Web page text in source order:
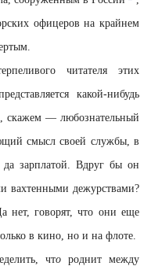
офицеров на крайнем
читателя этих
какой-нибудь
скажем — любознательный
смысл своей службы, в
да зарплатой. Вдруг бы он
вахтенными дежурствами?
нет, говорят, что они еще
в кино, но и на флоте.
что роднит между